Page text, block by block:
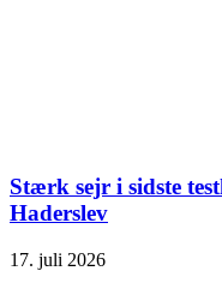
Stærk sejr i sidste
Haderslev
17. juli 2026